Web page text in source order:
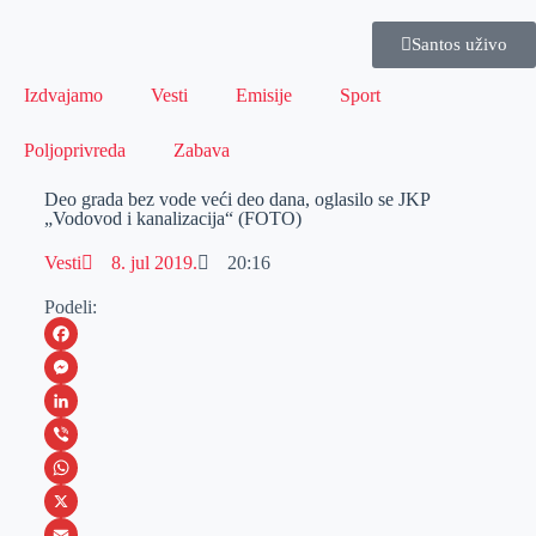
Santos uživo
Izdvajamo Vesti Emisije Sport
Poljoprivreda Zabava
Deo grada bez vode veći deo dana, oglasilo se JKP
„Vodovod i kanalizacija“ (FOTO)
Vesti 8. jul 2019. 20:16
Podeli:
F
a
c
e
b
M
e
s
s
L
i
n
V
iW